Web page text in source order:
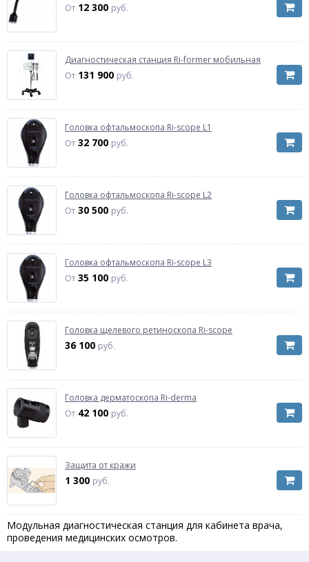
От 12 300 руб.
Диагностическая станция Ri-former мобильная
От 131 900 руб.
Головка офтальмоскопа Ri-scope L1
От 32 700 руб.
Головка офтальмоскопа Ri-scope L2
От 30 500 руб.
Головка офтальмоскопа Ri-scope L3
От 35 100 руб.
Головка щелевого ретиноскопа Ri-scope
36 100 руб.
Головка дерматоскопа Ri-derma
От 42 100 руб.
Защита от кражи
1 300 руб.
Модульная диагностическая станция для кабинета врача,
проведения медицинских осмотров.